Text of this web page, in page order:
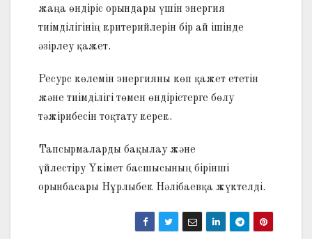
жаңа өндіріс орындары үшін энергия
тиімділігінің критерийлерін бір ай ішінде
әзірлеу қажет.
Ресурс көлемін энергияны көп қажет ететін
және тиімділігі төмен өндірістерге бөлу
тәжірибесін тоқтату керек.
Тапсырмаларды бақылау және
үйлестіру Үкімет басшысының бірінші
орынбасары Нұрлыбек Нәлібаевқа жүктелді.